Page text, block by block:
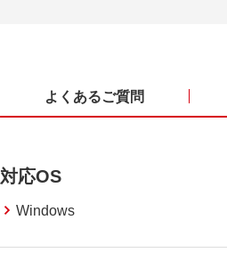
よくあるご質問
対応OS
Windows